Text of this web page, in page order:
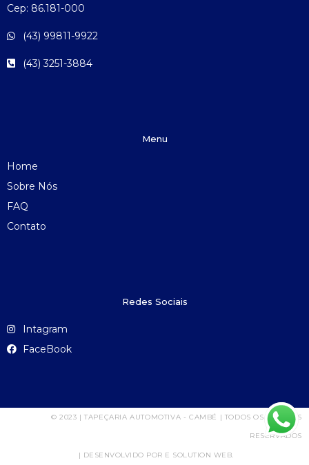
Cep: 86.181-000
(43) 99811-9922
(43) 3251-3884
Menu
Home
Sobre Nós
FAQ
Contato
Redes Sociais
Intagram
FaceBook
© 2023 | TAPEÇARIA AUTOMOTIVA - CAMBÉ | TODOS OS DIREITOS
RESERVADOS
| DESENVOLVIDO POR E SOLUTION WEB.